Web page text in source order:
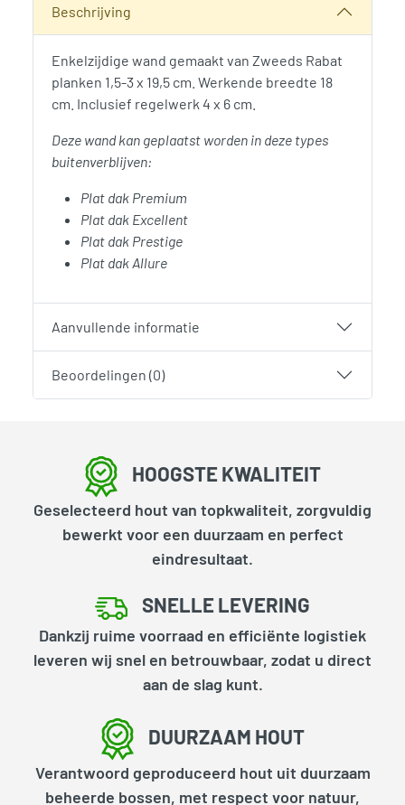
Beschrijving
Enkelzijdige wand gemaakt van Zweeds Rabat
planken 1,5-3 x 19,5 cm. Werkende breedte 18
cm. Inclusief regelwerk 4 x 6 cm.
Deze wand kan geplaatst worden in deze types
buitenverblijven:
Plat dak Premium
Plat dak Excellent
Plat dak Prestige
Plat dak Allure
Aanvullende informatie
Beoordelingen (0)
HOOGSTE KWALITEIT
Geselecteerd hout van topkwaliteit, zorgvuldig
bewerkt voor een duurzaam en perfect
eindresultaat.
SNELLE LEVERING
Dankzij ruime voorraad en efficiënte logistiek
leveren wij snel en betrouwbaar, zodat u direct
aan de slag kunt.
DUURZAAM HOUT
Verantwoord geproduceerd hout uit duurzaam
beheerde bossen, met respect voor natuur,